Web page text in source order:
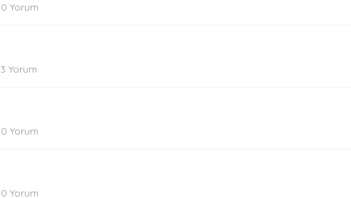
0 Yorum
3 Yorum
0 Yorum
0 Yorum